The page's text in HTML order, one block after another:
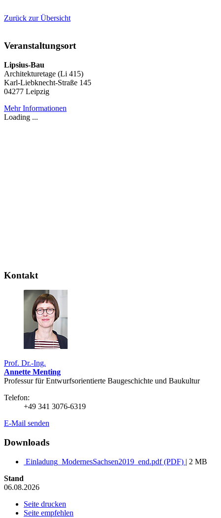
Zurück zur Übersicht
Veranstaltungsort
Lipsius-Bau
Architekturetage (Li 415)
Karl-Liebknecht-Straße 145
04277 Leipzig
Mehr Informationen
Loading ...
Kontakt
Prof. Dr.-Ing.
Annette Menting
Professur für Entwurfsorientierte Baugeschichte und Baukultur
Telefon:
+49 341 3076-6319
E-Mail senden
Downloads
Einladung_ModernesSachsen2019_end.pdf (PDF) | 2 MB
Stand
06.08.2026
Seite drucken
Seite empfehlen